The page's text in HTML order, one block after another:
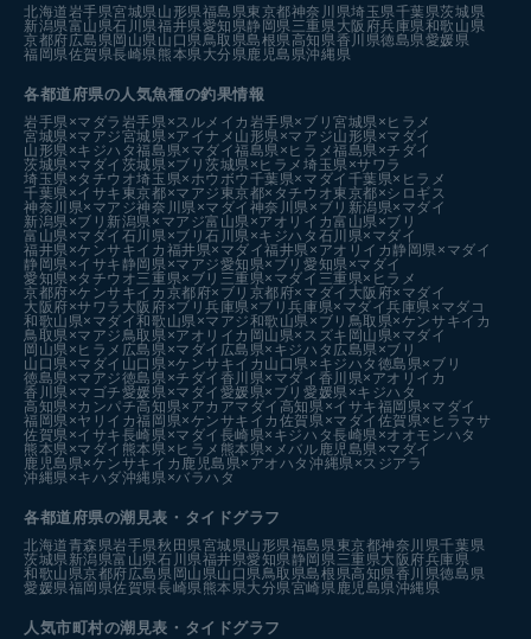
北海道岩手県宮城県山形県福島県東京都神奈川県埼玉県千葉県茨城県
新潟県富山県石川県福井県愛知県静岡県三重県大阪府兵庫県和歌山県
京都府広島県岡山県山口県鳥取県島根県高知県香川県徳島県愛媛県
福岡県佐賀県長崎県熊本県大分県鹿児島県沖縄県
各都道府県の人気魚種の釣果情報
岩手県×マダラ 岩手県×スルメイカ 岩手県×ブリ宮城県×ヒラメ
宮城県×マアジ宮城県×アイナメ 山形県×マアジ山形県×マダイ
山形県×キジハタ福島県×マダイ福島県×ヒラメ福島県×チダイ
茨城県×マダイ 茨城県×ブリ茨城県×ヒラメ埼玉県×サワラ
埼玉県×タチウオ埼玉県×ホウボウ 千葉県×マダイ 千葉県×ヒラメ
千葉県×イサキ 東京都×マアジ 東京都×タチウオ東京都×シロギス
神奈川県×マアジ神奈川県×マダイ 神奈川県×ブリ 新潟県×マダイ
新潟県×ブリ 新潟県×マアジ富山県×アオリイカ富山県×ブリ
富山県×マダイ 石川県×ブリ石川県×キジハタ 石川県×マダイ
福井県×ケンサキイカ 福井県×マダイ福井県×アオリイカ 静岡県×マダイ
静岡県×イサキ 静岡県×マアジ愛知県×ブリ愛知県×マダイ
愛知県×タチウオ三重県×ブリ 三重県×マダイ 三重県×ヒラメ
京都府×ケンサキイカ 京都府×ブリ 京都府×マダイ 大阪府×マダイ
大阪府×サワラ 大阪府×ブリ兵庫県×ブリ兵庫県×マダイ兵庫県×マダコ
和歌山県×マダイ和歌山県×マアジ和歌山県×ブリ 鳥取県×ケンサキイカ
鳥取県×マアジ鳥取県×アオリイカ 岡山県×スズキ 岡山県×マダイ
岡山県×ヒラメ 広島県×マダイ 広島県×キジハタ 広島県×ブリ
山口県×マダイ 山口県×ケンサキイカ 山口県×キジハタ 徳島県×ブリ
徳島県×マアジ徳島県×チダイ 香川県×マダイ 香川県×アオリイカ
香川県×マゴチ愛媛県×マダイ 愛媛県×ブリ愛媛県×キジハタ
高知県×カンパチ高知県×アカアマダイ 高知県×イサキ福岡県×マダイ
福岡県×ヤリイカ福岡県×ケンサキイカ 佐賀県×マダイ 佐賀県×ヒラマサ
佐賀県×イサキ長崎県×マダイ 長崎県×キジハタ長崎県×オオモンハタ
熊本県×マダイ 熊本県×ヒラメ 熊本県×メバル鹿児島県×マダイ
鹿児島県×ケンサキイカ 鹿児島県×アオハタ沖縄県×スジアラ
沖縄県×キハダ沖縄県×バラハタ
各都道府県の潮見表 ・タイドグラフ
北海道青森県岩手県秋田県宮城県山形県福島県東京都神奈川県千葉県
茨城県新潟県富山県石川県福井県愛知県静岡県三重県大阪府兵庫県
和歌山県京都府広島県 岡山県山口県鳥取県島根県高知県香川県徳島県
愛媛県福岡県佐賀県長崎県熊本県大分県宮崎県鹿児島県沖縄県
人気市町村の潮見表・タイドグラフ